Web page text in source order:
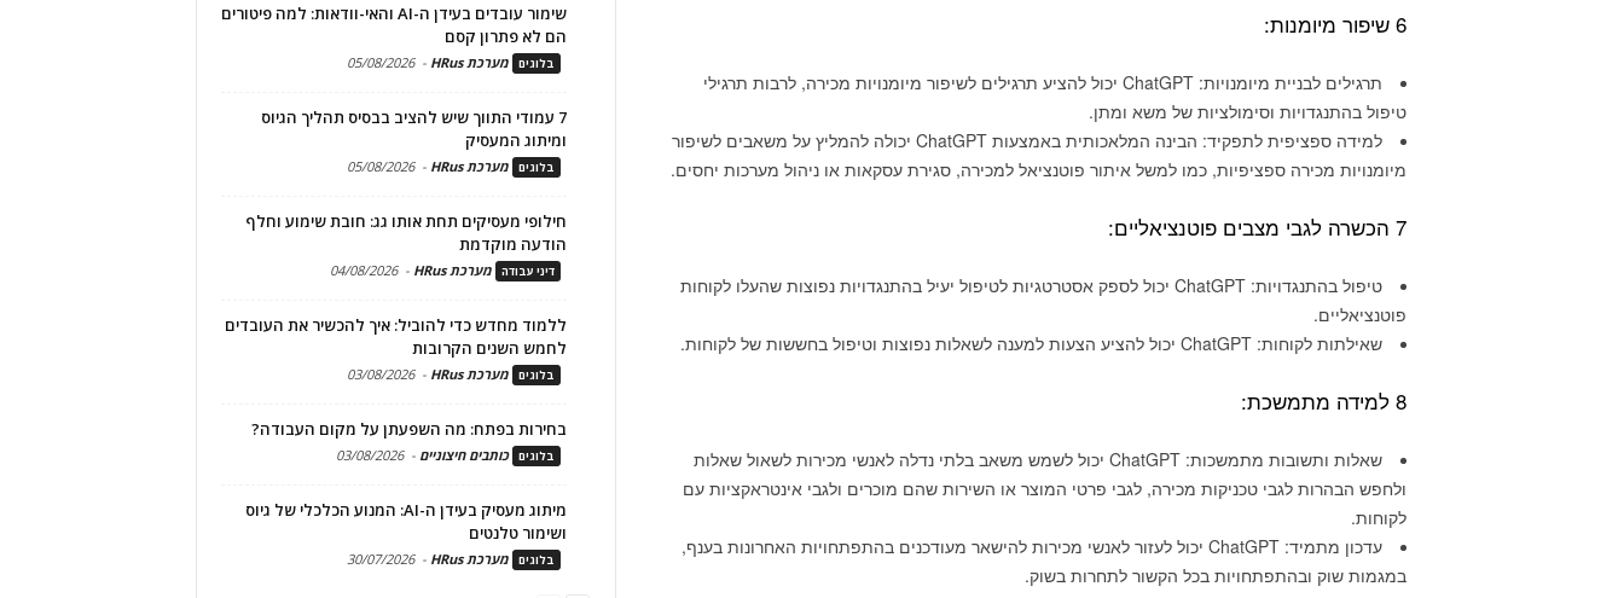
6 שיפור מיומנות:
תרגילים לבניית מיומנויות: ChatGPT יכול להציע תרגילים לשיפור מיומנויות מכירה, לרבות תרגילי
טיפול בהתנגדויות וסימולציות של משא ומתן.
למידה ספציפית לתפקיד: הבינה המלאכותית באמצעות ChatGPT יכולה להמליץ על משאבים לשיפור
מיומנויות מכירה ספציפיות, כמו למשל איתור פוטנציאל למכירה, סגירת עסקאות או ניהול מערכות יחסים.
7 הכשרה לגבי מצבים פוטנציאליים:
טיפול בהתנגדויות: ChatGPT יכול לספק אסטרטגיות לטיפול יעיל בהתנגדויות נפוצות שהעלו לקוחות
פוטנציאליים.
שאילתות לקוחות: ChatGPT יכול להציע הצעות למענה לשאלות נפוצות וטיפול בחששות של לקוחות.
8 למידה מתמשכת:
שאלות ותשובות מתמשכות: ChatGPT יכול לשמש משאב בלתי נדלה לאנשי מכירות לשאול שאלות
ולחפש הבהרות לגבי טכניקות מכירה, לגבי פרטי המוצר או השירות שהם מוכרים ולגבי אינטראקציות עם
לקוחות.
עדכון מתמיד: ChatGPT יכול לעזור לאנשי מכירות להישאר מעודכנים בהתפתחויות האחרונות בענף,
במגמות שוק ובהתפתחויות בכל הקשור לתחרות בשוק.
שימור עובדים בעידן ה-AI והאי-וודאות: למה פיטורים
הם לא פתרון קסם
בלוגים מערכת HRus -
05/08/2026
7 עמודי התווך שיש להציב בבסיס תהליך הגיוס
ומיתוג המעסיק
בלוגים מערכת HRus -
05/08/2026
חילופי מעסיקים תחת אותו גג: חובת שימוע וחלף
הודעה מוקדמת
דיני עבודה מערכת HRus -
04/08/2026
ללמוד מחדש כדי להוביל: איך להכשיר את העובדים
לחמש השנים הקרובות
בלוגים מערכת HRus -
03/08/2026
בחירות בפתח: מה השפעתן על מקום העבודה?
בלוגים כותבים חיצוניים -
03/08/2026
מיתוג מעסיק בעידן ה-AI: המנוע הכלכלי של גיוס
ושימור טלנטים
בלוגים מערכת HRus -
30/07/2026